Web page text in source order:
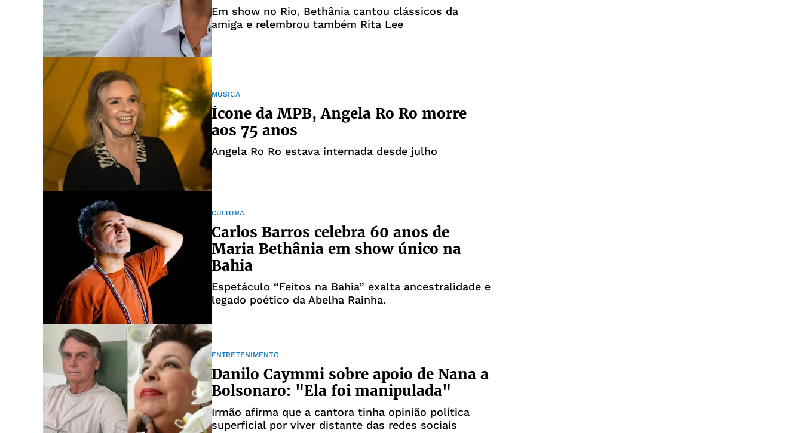
Em show no Rio, Bethânia cantou clássicos da
amiga e relembrou também Rita Lee
MÚSICA
Ícone da MPB, Angela Ro Ro morre
aos 75 anos
Angela Ro Ro estava internada desde julho
CULTURA
Carlos Barros celebra 60 anos de
Maria Bethânia em show único na
Bahia
Espetáculo “Feitos na Bahia” exalta ancestralidade e
legado poético da Abelha Rainha.
ENTRETENIMENTO
Danilo Caymmi sobre apoio de Nana a
Bolsonaro: "Ela foi manipulada"
Irmão afirma que a cantora tinha opinião política
superficial por viver distante das redes sociais